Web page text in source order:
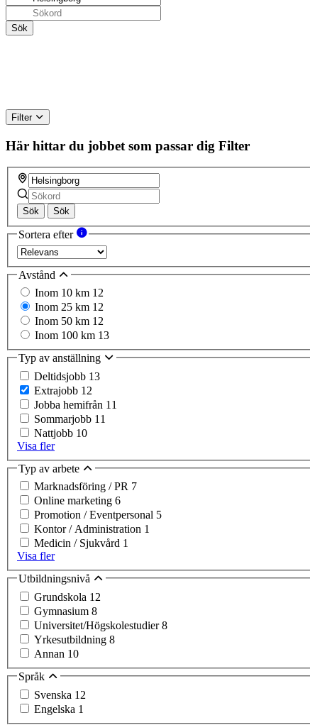
Filter
Här hittar du jobbet som passar dig Filter
Sök Sök
Sortera efter
Avstånd
Inom 10 km 12
Inom 25 km 12
Inom 50 km 12
Inom 100 km 13
Typ av anställning
Deltidsjobb 13
Extrajobb 12
Jobba hemifrån 11
Sommarjobb 11
Nattjobb 10
Visa fler
Typ av arbete
Marknadsföring / PR 7
Online marketing 6
Promotion / Eventpersonal 5
Kontor / Administration 1
Medicin / Sjukvård 1
Visa fler
Utbildningsnivå
Grundskola 12
Gymnasium 8
Universitet/Högskolestudier8
Yrkesutbildning 8
Annan 10
Språk
Svenska 12
Engelska 1